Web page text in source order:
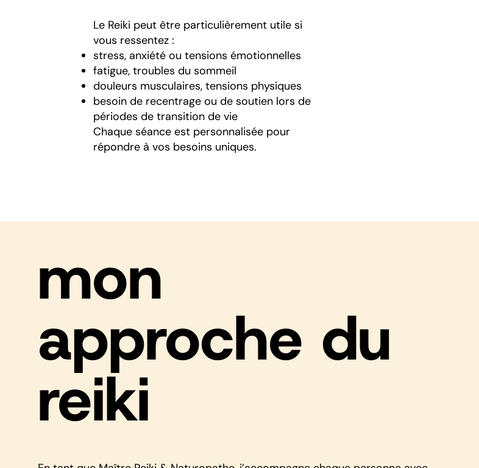
Le Reiki peut être particulièrement utile si
vous ressentez :
stress, anxiété ou tensions émotionnelles
fatigue, troubles du sommeil
douleurs musculaires, tensions physiques
besoin de recentrage ou de soutien lors de
périodes de transition de vie
Chaque séance est personnalisée pour
répondre à vos besoins uniques.
mon
approche du
reiki